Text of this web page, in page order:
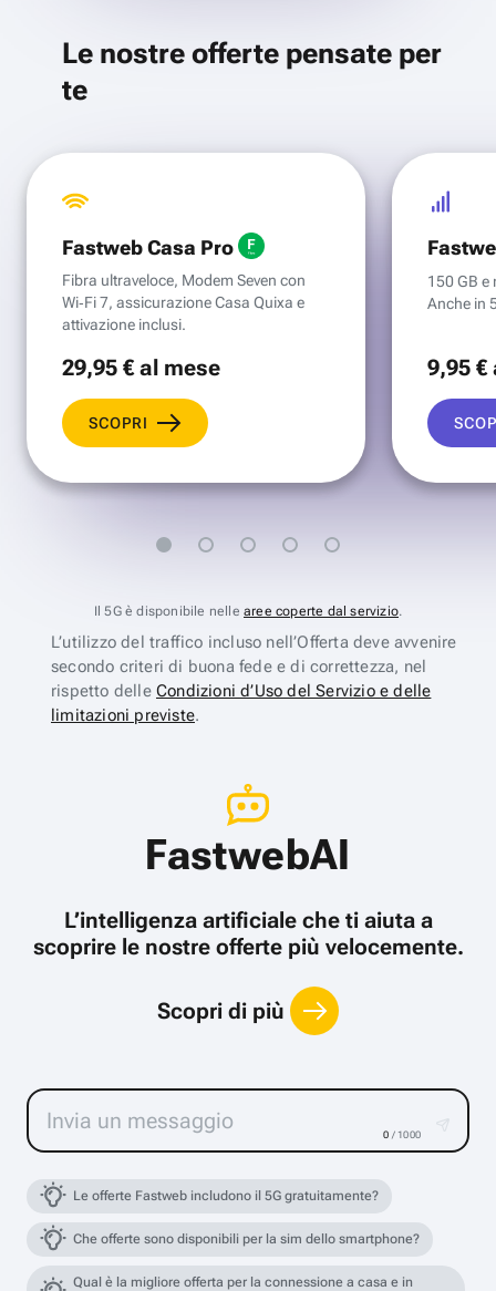
Le nostre offerte pensate per
te
Fastweb Casa Pro
Fibra ultraveloce, Modem Seven con
Wi‑Fi 7, assicurazione Casa Quixa e
attivazione inclusi.
29,95 €al mese
SCOPRI
150 GB e
Anche in
9,95 €
Il 5G è disponibile nelle aree coperte dal servizio.
L’utilizzo del traffico incluso nell’Offerta deve avvenire
secondo criteri di buona fede e di correttezza, nel
rispetto delle Condizioni d’Uso del Servizio e delle
limitazioni previste.
FastwebAI
L’intelligenza artificiale che ti aiuta a
scoprire le nostre offerte più velocemente.
Scopri di più
0 / 1000
Le offerte Fastweb includono il 5G gratuitamente?
Che offerte sono disponibili per la sim dello smartphone?
Qual è la migliore offerta per la connessione a casa e in